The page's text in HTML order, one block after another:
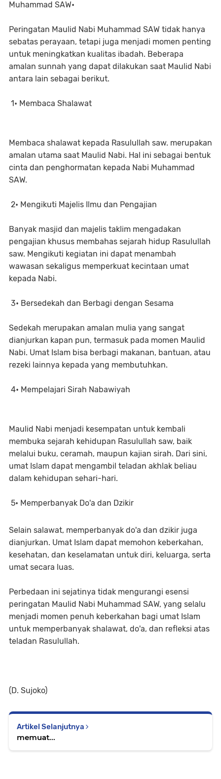
Muhammad SAW•
Peringatan Maulid Nabi Muhammad SAW tidak hanya
sebatas perayaan, tetapi juga menjadi momen penting
untuk meningkatkan kualitas ibadah. Beberapa
amalan sunnah yang dapat dilakukan saat Maulid Nabi
antara lain sebagai berikut.
1• Membaca Shalawat
Membaca shalawat kepada Rasulullah saw. merupakan
amalan utama saat Maulid Nabi. Hal ini sebagai bentuk
cinta dan penghormatan kepada Nabi Muhammad
SAW.
2• Mengikuti Majelis Ilmu dan Pengajian
Banyak masjid dan majelis taklim mengadakan
pengajian khusus membahas sejarah hidup Rasulullah
saw. Mengikuti kegiatan ini dapat menambah
wawasan sekaligus memperkuat kecintaan umat
kepada Nabi.
3• Bersedekah dan Berbagi dengan Sesama
Sedekah merupakan amalan mulia yang sangat
dianjurkan kapan pun, termasuk pada momen Maulid
Nabi. Umat Islam bisa berbagi makanan, bantuan, atau
rezeki lainnya kepada yang membutuhkan.
4• Mempelajari Sirah Nabawiyah
Maulid Nabi menjadi kesempatan untuk kembali
membuka sejarah kehidupan Rasulullah saw, baik
melalui buku, ceramah, maupun kajian sirah. Dari sini,
umat Islam dapat mengambil teladan akhlak beliau
dalam kehidupan sehari-hari.
5• Memperbanyak Do'a dan Dzikir
Selain salawat, memperbanyak do'a dan dzikir juga
dianjurkan. Umat Islam dapat memohon keberkahan,
kesehatan, dan keselamatan untuk diri, keluarga, serta
umat secara luas.
Perbedaan ini sejatinya tidak mengurangi esensi
peringatan Maulid Nabi Muhammad SAW, yang selalu
menjadi momen penuh keberkahan bagi umat Islam
untuk memperbanyak shalawat, do'a, dan refleksi atas
teladan Rasulullah.
(D. Sujoko)
Artikel Selanjutnya
memuat...